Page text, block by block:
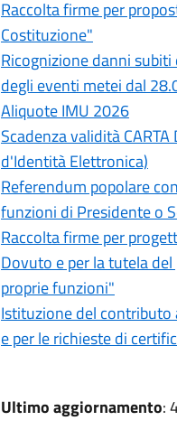
Raccolta firme per
Costituzione"
Ricognizione danni
degli eventi metei dal
Aliquote IMU 2026
Scadenza validità
d'Identità Elettronica)
Referendum popolare
funzioni di Presidente o
Raccolta firme per
Dovuto e per la tutela
proprie funzioni"
Istituzione del
e per le richieste di
Ultimo aggiornamento: